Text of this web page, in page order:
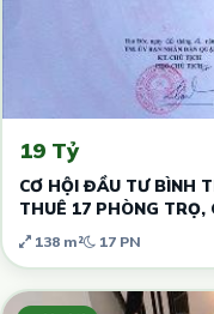
19 Tỷ
CƠ HỘI ĐẦU TƯ BÌNH
THUÊ 17 PHÒNG TRỌ,
138 m² 17 PN